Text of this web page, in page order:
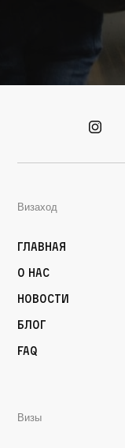
Визаход
Главная
О нас
Новости
Блог
FAQ
Визы